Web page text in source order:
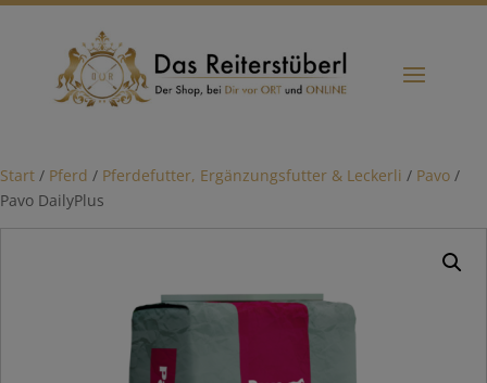
Start / Pferd / Pferdefutter, Ergänzungsfutter & Leckerli / Pavo /
Pavo DailyPlus